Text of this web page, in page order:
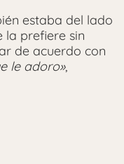
estaba del lado
la prefiere sin
de acuerdo con
le adoro»,